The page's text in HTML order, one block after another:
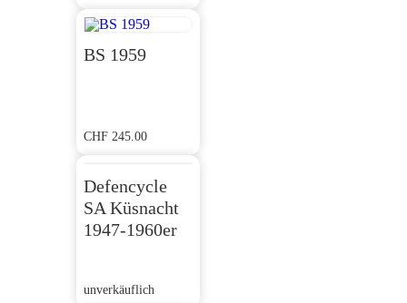
BS 1959
CHF 245.00
Defencycle
SA Küsnacht
1947-1960er
unverkäuflich